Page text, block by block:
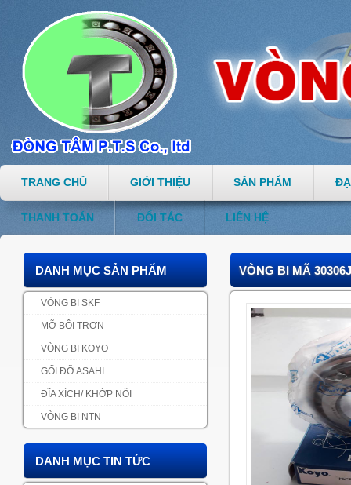
TRANG CHỦ GIỚI THIỆU SẢN PHẨM
THANH TOÁN ĐỐI TÁC LIÊN HỆ
DANH MỤC SẢN PHẨM
VÒNG BI SKF
MỠ BÔI TRƠN
VÒNG BI KOYO
GỐI ĐỠ ASAHI
ĐĨA XÍCH/ KHỚP NỐI
VÒNG BI NTN
DANH MỤC TIN TỨC
VÒNG BI MÃ